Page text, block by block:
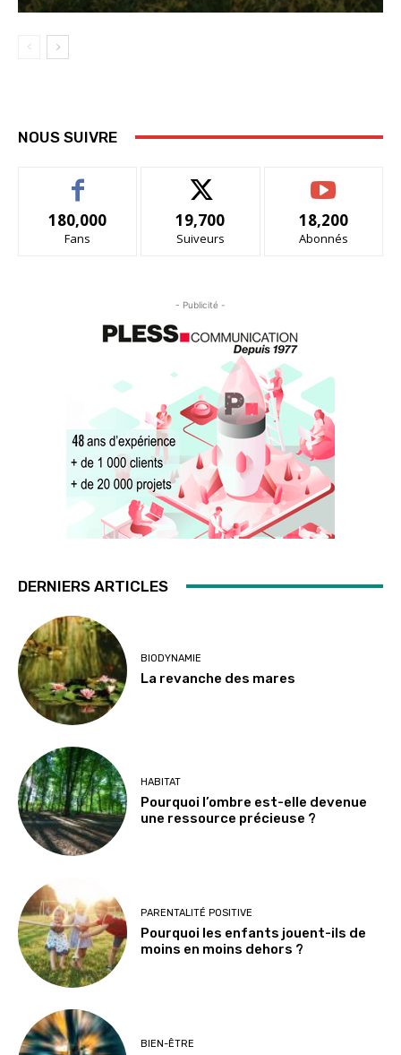
NOUS SUIVRE
180,000
Fans
19,700
Suiveurs
18,200
Abonnés
- Publicité -
DERNIERS ARTICLES
BIODYNAMIE
La revanche des mares
HABITAT
Pourquoi l’ombre est-elle devenue
une ressource précieuse ?
PARENTALITÉ POSITIVE
Pourquoi les enfants jouent-ils de
moins en moins dehors ?
BIEN-ÊTRE